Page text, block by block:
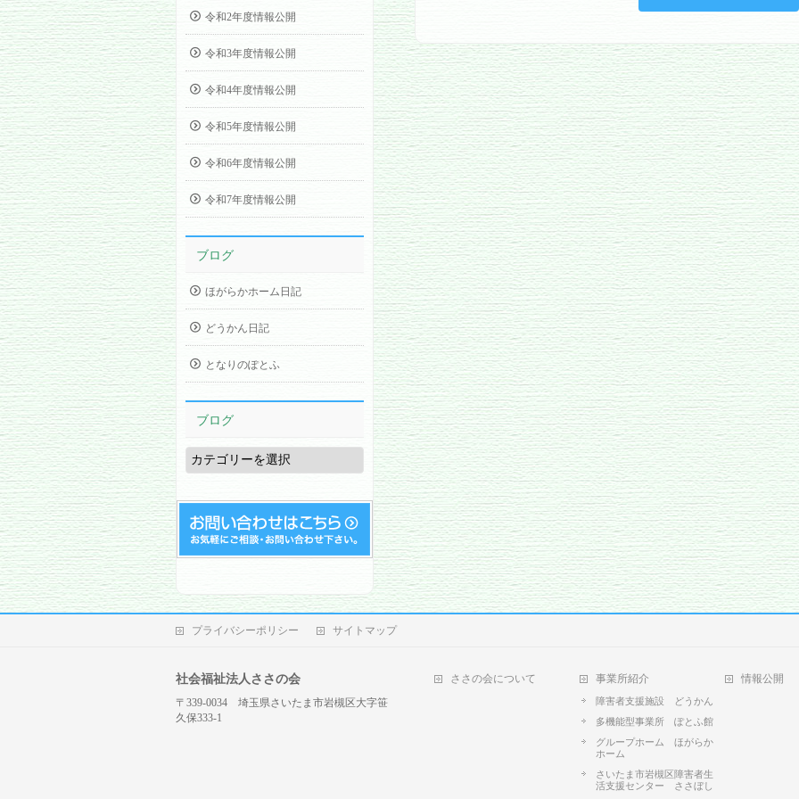
令和2年度情報公開
令和3年度情報公開
令和4年度情報公開
令和5年度情報公開
令和6年度情報公開
令和7年度情報公開
ブログ
ほがらかホーム日記
どうかん日記
となりのぽとふ
ブログ
ブ
ロ
グ
プライバシーポリシー サイトマップ
社会福祉法人ささの会
〒339-0034 埼玉県さいたま市岩槻区大字笹
久保333-1
ささの会について 事業所紹介
障害者支援施設 どうかん
多機能型事業所 ぽとふ館
グループホーム ほがらか
ホーム
さいたま市岩槻区障害者生
活支援センター ささぼし
情報公開